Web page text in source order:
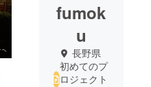
fumok
u
長野県
初めてのプ
ロジェクト